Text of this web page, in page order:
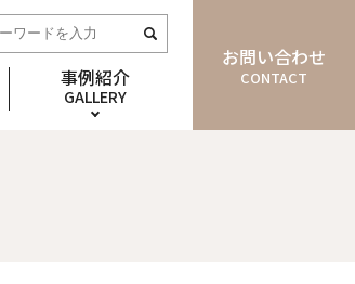
事例紹介
GALLERY
お問い合わせ
CONTACT